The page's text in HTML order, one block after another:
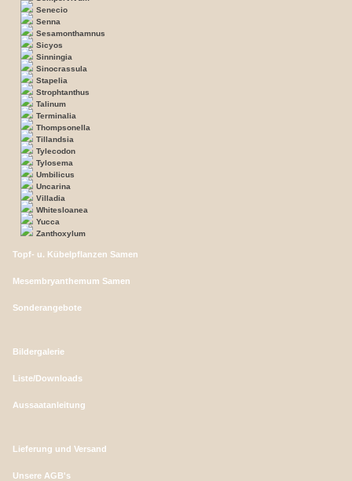
Senecio
Senna
Sesamonthamnus
Sicyos
Sinningia
Sinocrassula
Stapelia
Strophtanthus
Talinum
Terminalia
Thompsonella
Tillandsia
Tylecodon
Tylosema
Umbilicus
Uncarina
Villadia
Whitesloanea
Yucca
Zanthoxylum
Topf- u. Kübelpflanzen Samen
Mesembryanthemum Samen
Sonderangebote
Bildergalerie
Liste/Downloads
Aussaatanleitung
Lieferung und Versand
Unsere AGB's